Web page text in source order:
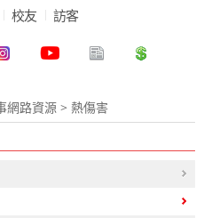
校友 訪客
網路資源 > 熱傷害